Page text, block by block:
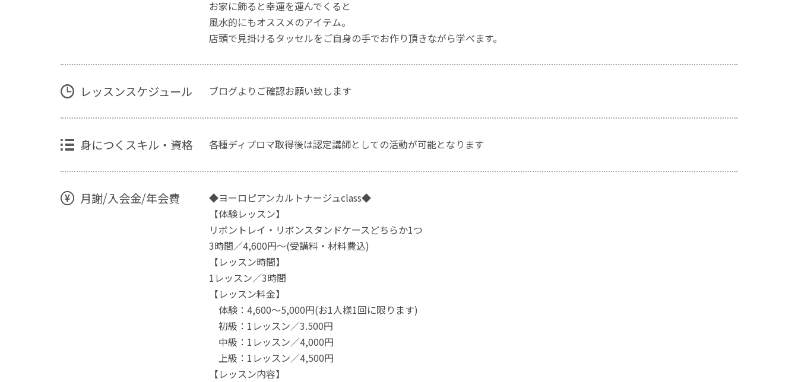
お家に飾ると幸運を運んでくると
風水的にもオススメのアイテム。
店頭で見掛けるタッセルをご自身の手でお作り頂きながら学べます。
レッスンスケジュール ブログよりご確認お願い致します
身につくスキル・資格 各種ディプロマ取得後は認定講師としての活動が可能となります
月謝/入会金/年会費
◆ヨーロピアンカルトナージュclass◆
【体験レッスン】
リボントレイ・リボンスタンドケースどちらか1つ
3時間／4,600円～(受講料・材料費込)
【レッスン時間】
1レッスン／3時間
【レッスン料金】
体験：4,600～5,000円(お1人様1回に限ります)
初級：1レッスン／3.500円
中級：1レッスン／4,000円
上級：1レッスン／4,500円
【レッスン内容】